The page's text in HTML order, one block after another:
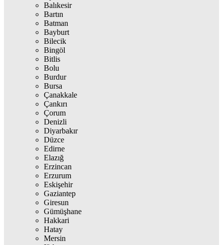
Balıkesir
Bartın
Batman
Bayburt
Bilecik
Bingöl
Bitlis
Bolu
Burdur
Bursa
Çanakkale
Çankırı
Çorum
Denizli
Diyarbakır
Düzce
Edirne
Elazığ
Erzincan
Erzurum
Eskişehir
Gaziantep
Giresun
Gümüşhane
Hakkari
Hatay
Mersin